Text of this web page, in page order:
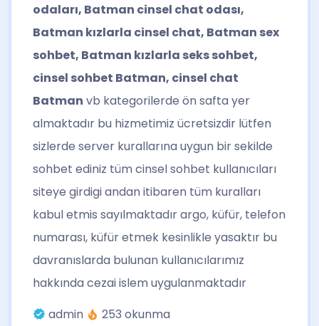
odaları, Batman cinsel chat odası,
Batman kızlarla cinsel chat, Batman sex
sohbet, Batman kızlarla seks sohbet,
cinsel sohbet Batman, cinsel chat
Batman vb kategorilerde ön safta yer
almaktadır bu hizmetimiz ücretsizdir lütfen
sizlerde server kurallarına uygun bir sekilde
sohbet ediniz tüm cinsel sohbet kullanıcıları
siteye girdigi andan itibaren tüm kuralları
kabul etmis sayılmaktadır argo, küfür, telefon
numarası, küfür etmek kesinlikle yasaktır bu
davranıslarda bulunan kullanıcılarımız
hakkında cezai islem uygulanmaktadır
admin
253 okunma